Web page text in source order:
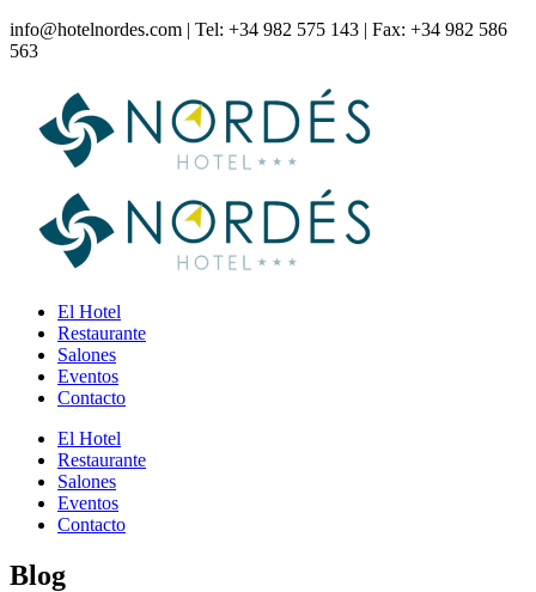
info@hotelnordes.com | Tel: +34 982 575 143 | Fax: +34 982 586
563
El Hotel
Restaurante
Salones
Eventos
Contacto
El Hotel
Restaurante
Salones
Eventos
Contacto
Blog